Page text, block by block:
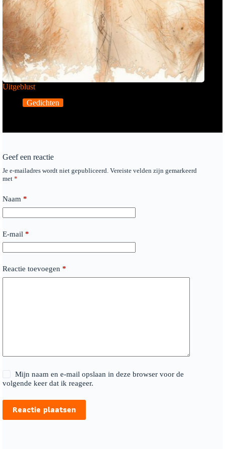
Uitgeblust
Gedichten
Geef een reactie
Je e-mailadres wordt niet gepubliceerd. Vereiste velden zijn gemarkeerd
met *
Naam *
E-mail *
Reactie toevoegen *
Mijn naam en e-mail opslaan in deze browser voor de
volgende keer dat ik reageer.
Reactie plaatsen